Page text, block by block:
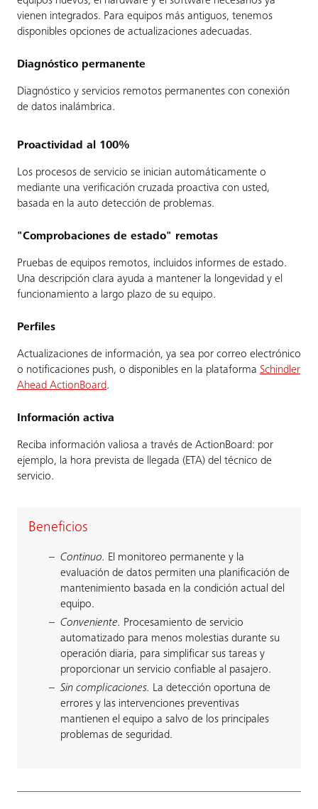
vienen integrados. Para equipos más antiguos, tenemos
disponibles opciones de actualizaciones adecuadas.
Diagnóstico permanente
Diagnóstico y servicios remotos permanentes con conexión
de datos inalámbrica.
Proactividad al 100%
Los procesos de servicio se inician automáticamente o
mediante una verificación cruzada proactiva con usted,
basada en la auto detección de problemas.
"Comprobaciones de estado" remotas
Pruebas de equipos remotos, incluidos informes de estado.
Una descripción clara ayuda a mantener la longevidad y el
funcionamiento a largo plazo de su equipo.
Perfiles
Actualizaciones de información, ya sea por correo electrónico
o notificaciones push, o disponibles en la plataforma Schindler
Ahead ActionBoard.
Información activa
Reciba información valiosa a través de ActionBoard: por
ejemplo, la hora prevista de llegada (ETA) del técnico de
servicio.
Beneficios
Continuo. El monitoreo permanente y la
evaluación de datos permiten una planificación de
mantenimiento basada en la condición actual del
equipo.
Conveniente. Procesamiento de servicio
automatizado para menos molestias durante su
operación diaria, para simplificar sus tareas y
proporcionar un servicio confiable al pasajero.
Sin complicaciones. La detección oportuna de
errores y las intervenciones preventivas
mantienen el equipo a salvo de los principales
problemas de seguridad.